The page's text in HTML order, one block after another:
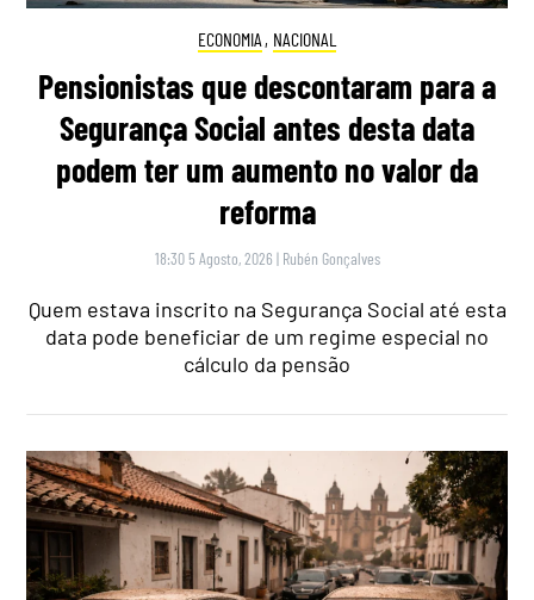
ECONOMIA , NACIONAL
Pensionistas que descontaram para a
Segurança Social antes desta data
podem ter um aumento no valor da
reforma
18:30 5 Agosto, 2026 | Rubén Gonçalves
Quem estava inscrito na Segurança Social até esta
data pode beneficiar de um regime especial no
cálculo da pensão